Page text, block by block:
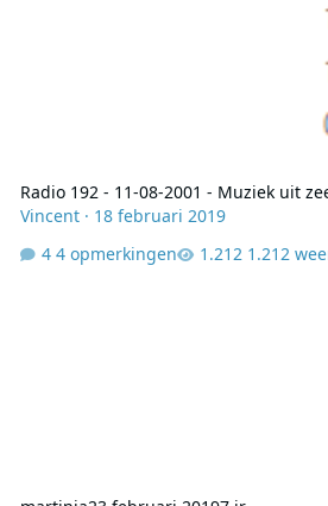
Radio 192 - 11-08-2001 - Muziek uit
Vincent· 18 februari 2019
4 opmerkingen
1.212